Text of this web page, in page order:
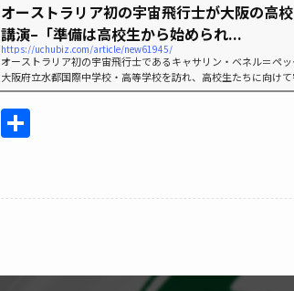
オーストラリア初の宇宙飛行士が大阪の高
講演–「準備は高校生から始められ...
https://uchubiz.com/article/new61945/
オーストラリア初の宇宙飛行士であるキャサリン・ベネル＝ペッ
大阪府立水都国際中学校・高等学校を訪れ、高校生たちに向け
士訓練について解説したほか、自身のキャリア感などについて
Li
n